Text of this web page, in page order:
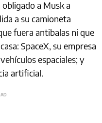
a Musk a
a su camioneta
fuera antibalas ni que
SpaceX, su empresa
espaciales; y
artificial.